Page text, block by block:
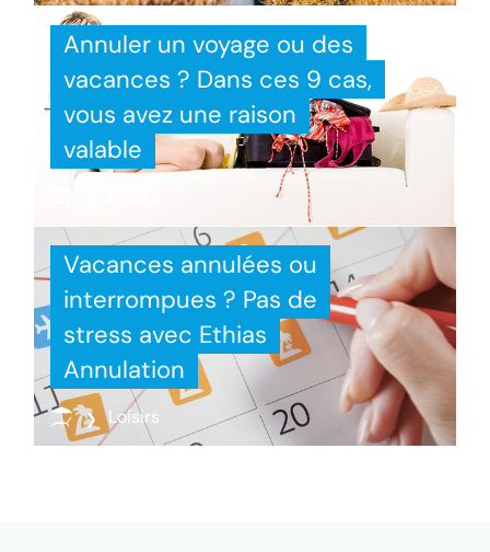
Annuler un voyage ou des
vacances ? Dans ces 9 cas,
vous avez une raison
valable
Vacances annulées ou
interrompues ? Pas de
stress avec Ethias
Annulation
Loisirs